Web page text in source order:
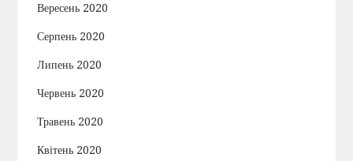
Вересень 2020
Серпень 2020
Липень 2020
Червень 2020
Травень 2020
Квітень 2020